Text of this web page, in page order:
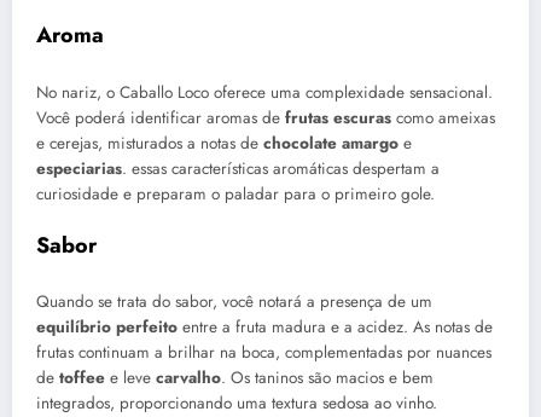
Aroma
No nariz, o Caballo Loco oferece uma complexidade sensacional.
Você poderá identificar aromas de frutas escuras como ameixas
e cerejas, misturados a notas de chocolate amargo e
especiarias. essas características aromáticas despertam a
curiosidade e preparam o paladar para o primeiro gole.
Sabor
Quando se trata do sabor, você notará a presença de um
equilíbrio perfeito entre a fruta madura e a acidez. As notas de
frutas continuam a brilhar na boca, complementadas por nuances
de toffee e leve carvalho. Os taninos são macios e bem
integrados, proporcionando uma textura sedosa ao vinho.